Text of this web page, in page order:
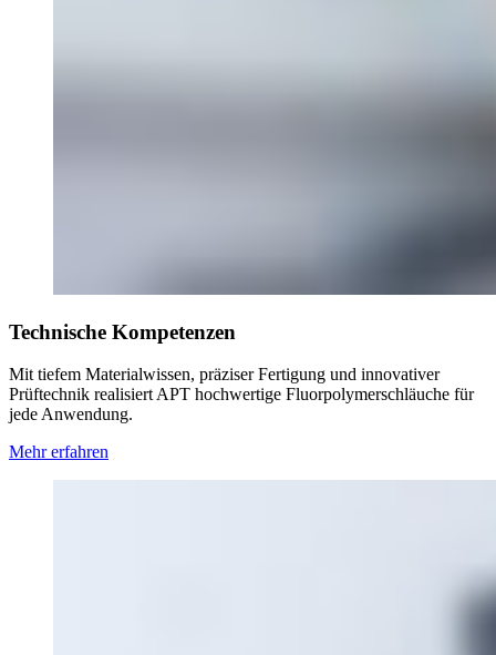
Technische Kompetenzen
Mit tiefem Materialwissen, präziser Fertigung und innovativer
Prüftechnik realisiert APT hochwertige Fluorpolymerschläuche für
jede Anwendung.
Mehr erfahren